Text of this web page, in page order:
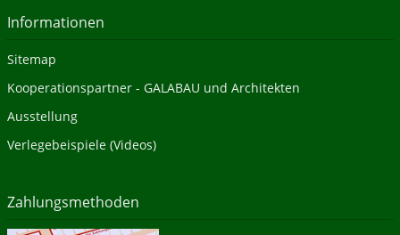
Informationen
Sitemap
Kooperationspartner - GALABAU und Architekten
Ausstellung
Verlegebeispiele (Videos)
Zahlungsmethoden